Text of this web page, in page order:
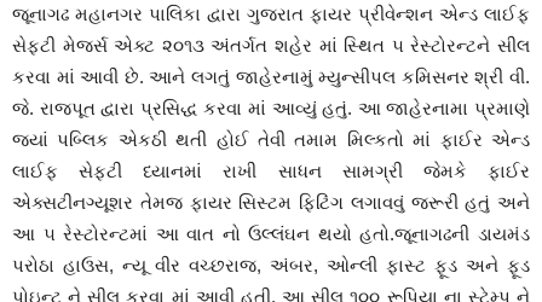
જૂનાગઢ મહાનગર પાલિકા દ્વારા ગુજરાત ફાયર પ્રીવેન્શન એન્ડ લાઈફ
સેફટી મેજર્સ એક્ટ ૨૦૧૩ અંતર્ગત શહેર માં સ્થિત ૫ રેસ્ટોરન્ટને સીલ
કરવા માં આવી છે. આને લગતું જાહેરનામું મ્યુન્સીપલ કમિસનર શ્રી વી.
જે. રાજપૂત દ્વારા પ્રસિદ્ધ કરવા માં આવ્યું હતું. આ જાહેરનામા પ્રમાણે
જ્યાં પબ્લિક એકઠી થતી હોઈ તેવી તમામ મિલ્કતો માં ફાઈર એન્ડ
લાઈફ સેફટી ધ્યાનમાં રાખી સાધન સામગ્રી જેમકે ફાઈર
એક્સટીનગ્યૂશર તેમજ ફાયર સિસ્ટમ ફિટિંગ લગાવવું જરૂરી હતું અને
આ ૫ રેસ્ટોરન્ટમાં આ વાત નો ઉલ્લંઘન થયો હતો.જૂનાગઢની ડાયમંડ
પરોઠા હાઉસ, ન્યૂ વીર વચ્છરાજ, અંબર, ઓન્લી ફાસ્ટ ફૂડ અને ફૂડ
પોઇન્ટ ને સીલ કરવા માં આવી હતી. આ સીલ ૧૦૦ રૂપિયા ના સ્ટેમ્પ ને